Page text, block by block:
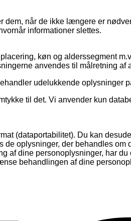
når de ikke længere er
informationer slettes.
køn og alderssegment
anvendes til målretning af
udelukkende oplysninger
til det. Vi anvender kun
(dataportabilitet). Du kan
oplysninger, der behandles om
af dine personoplysninger, har
behandlingen af dine